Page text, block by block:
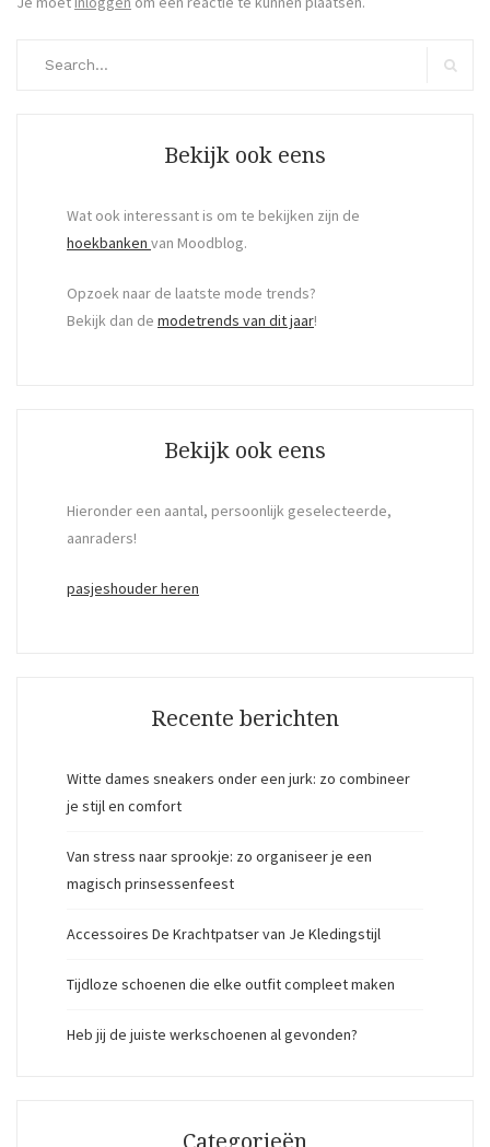
Bekijk ook eens
Wat ook interessant is om te bekijken zijn de
hoekbanken van Moodblog.
Opzoek naar de laatste mode trends?
Bekijk dan de modetrends van dit jaar!
Bekijk ook eens
Hieronder een aantal, persoonlijk geselecteerde,
aanraders!
pasjeshouder heren
Recente berichten
Witte dames sneakers onder een jurk: zo combineer
je stijl en comfort
Van stress naar sprookje: zo organiseer je een
magisch prinsessenfeest
Accessoires De Krachtpatser van Je Kledingstijl
Tijdloze schoenen die elke outfit compleet maken
Heb jij de juiste werkschoenen al gevonden?